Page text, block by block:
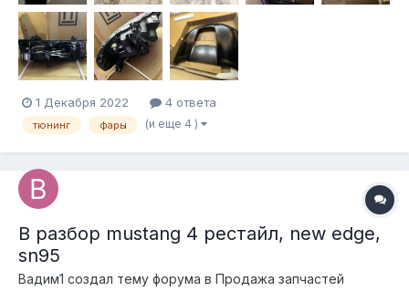
1 Декабря 2022 4 ответа
тюнинг фары (и еще 4 )
В разбор mustang 4 рестайл, new edge,
sn95
Вадим1 создал тему форума в Продажа запчастей